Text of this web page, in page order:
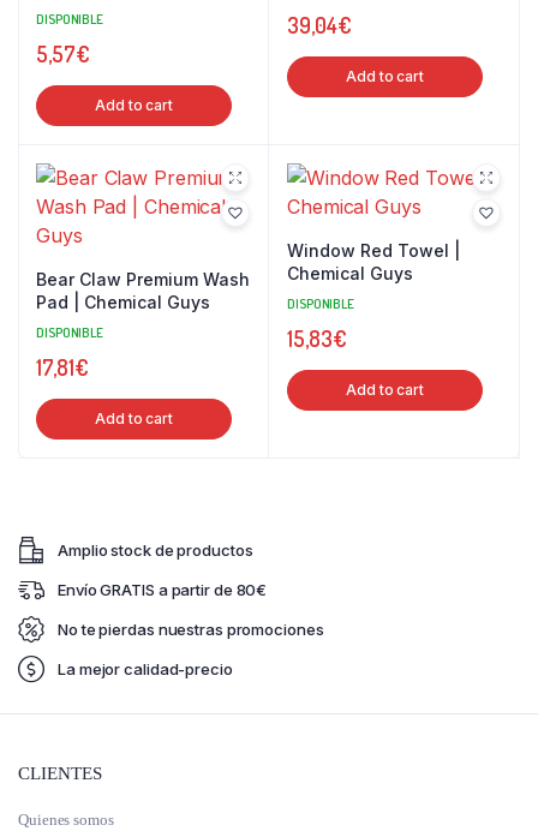
Guys
DISPONIBLE
5,57€
Add to cart
39,04€
Add to cart
Bear Claw Premium Wash
Pad | Chemical Guys
DISPONIBLE
17,81€
Add to cart
Window Red Towel |
Chemical Guys
DISPONIBLE
15,83€
Add to cart
Amplio stock de productos
Envío GRATIS a partir de 80€
No te pierdas nuestras promociones
La mejor calidad-precio
CLIENTES
Quienes somos